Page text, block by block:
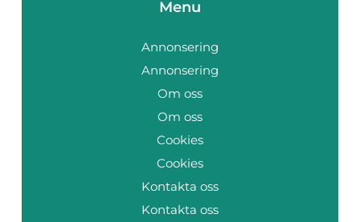
Menu
Annonsering
Annonsering
Om oss
Om oss
Cookies
Cookies
Kontakta oss
Kontakta oss